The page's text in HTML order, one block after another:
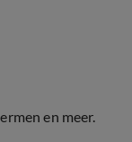
en meer.